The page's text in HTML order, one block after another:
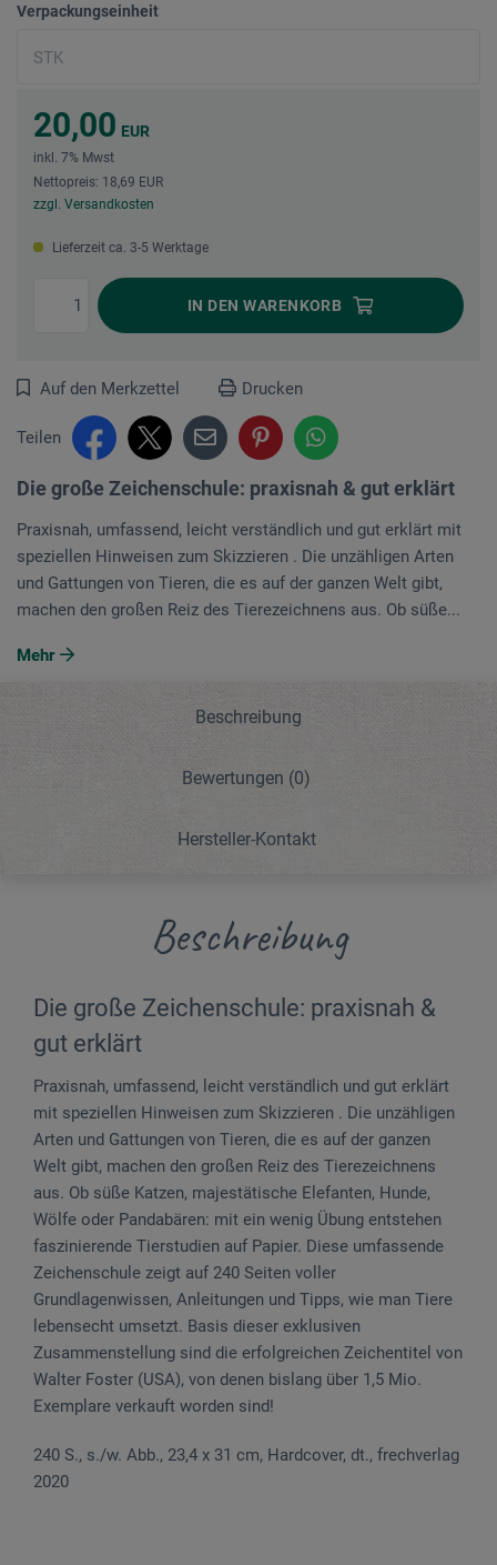
Verpackungseinheit
20,00 EUR
inkl. 7% Mwst
Nettopreis: 18,69 EUR
zzgl. Versandkosten
Lieferzeit ca. 3-5 Werktage
IN DEN WARENKORB
Auf den Merkzettel Drucken
Teilen
Die große Zeichenschule: praxisnah & gut erklärt
Praxisnah, umfassend, leicht verständlich und gut erklärt mit
speziellen Hinweisen zum Skizzieren . Die unzähligen Arten
und Gattungen von Tieren, die es auf der ganzen Welt gibt,
machen den großen Reiz des Tierezeichnens aus. Ob süße...
Mehr
Beschreibung
Bewertungen (0)
Hersteller-Kontakt
Beschreibung
Die große Zeichenschule: praxisnah &
gut erklärt
Praxisnah, umfassend, leicht verständlich und gut erklärt
mit speziellen Hinweisen zum Skizzieren . Die unzähligen
Arten und Gattungen von Tieren, die es auf der ganzen
Welt gibt, machen den großen Reiz des Tierezeichnens
aus. Ob süße Katzen, majestätische Elefanten, Hunde,
Wölfe oder Pandabären: mit ein wenig Übung entstehen
faszinierende Tierstudien auf Papier. Diese umfassende
Zeichenschule zeigt auf 240 Seiten voller
Grundlagenwissen, Anleitungen und Tipps, wie man Tiere
lebensecht umsetzt. Basis dieser exklusiven
Zusammenstellung sind die erfolgreichen Zeichentitel von
Walter Foster (USA), von denen bislang über 1,5 Mio.
Exemplare verkauft worden sind!
240 S., s./w. Abb., 23,4 x 31 cm, Hardcover, dt., frechverlag
2020